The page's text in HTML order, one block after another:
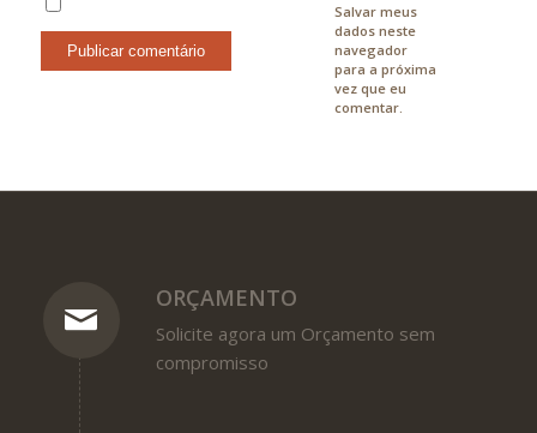
Salvar meus
dados neste
navegador
para a próxima
vez que eu
comentar.
ORÇAMENTO
Solicite agora um Orçamento sem
compromisso